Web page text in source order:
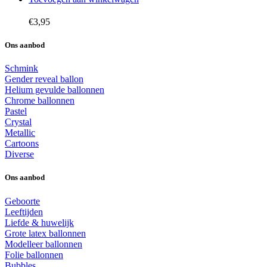
€3,95
Ons aanbod
Schmink
Gender reveal ballon
Helium gevulde ballonnen
Chrome ballonnen
Pastel
Crystal
Metallic
Cartoons
Diverse
Ons aanbod
Geboorte
Leeftijden
Liefde & huwelijk
Grote latex ballonnen
Modelleer ballonnen
Folie ballonnen